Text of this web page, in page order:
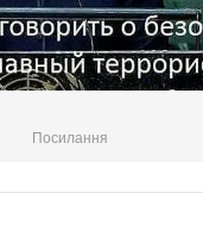
Посилання